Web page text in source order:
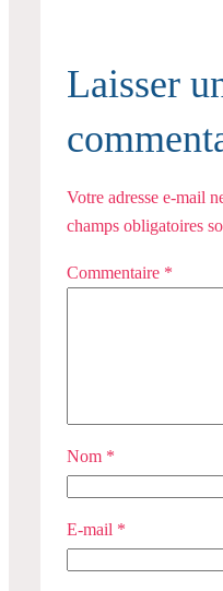
Laisser
Votre adresse e-mail
champs obligatoires
Commentaire *
Nom *
E-mail *